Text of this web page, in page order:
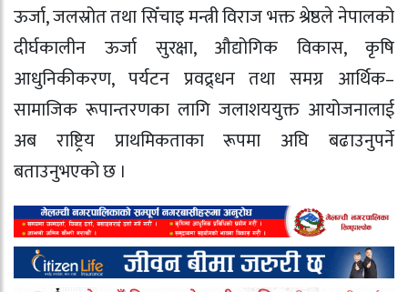
ऊर्जा, जलस्रोत तथा सिँचाइ मन्त्री विराज भक्त श्रेष्ठले नेपालको
दीर्घकालीन ऊर्जा सुरक्षा, औद्योगिक विकास, कृषि
आधुनिकीकरण, पर्यटन प्रवद्र्धन तथा समग्र आर्थिक–
सामाजिक रूपान्तरणका लागि जलाशययुक्त आयोजनालाई
अब राष्ट्रिय प्राथमिकताका रूपमा अघि बढाउनुपर्ने
बताउनुभएको छ ।